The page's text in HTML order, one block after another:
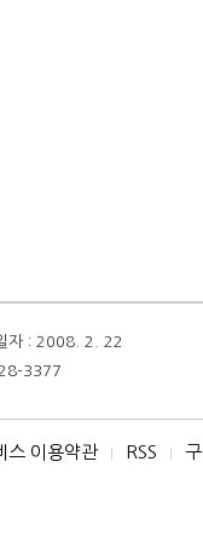
자 : 2008. 2. 22
3377
스 이용약관 I RSS I